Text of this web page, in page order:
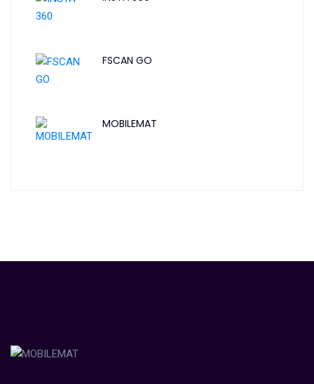
FSCAN GO
MOBILEMAT